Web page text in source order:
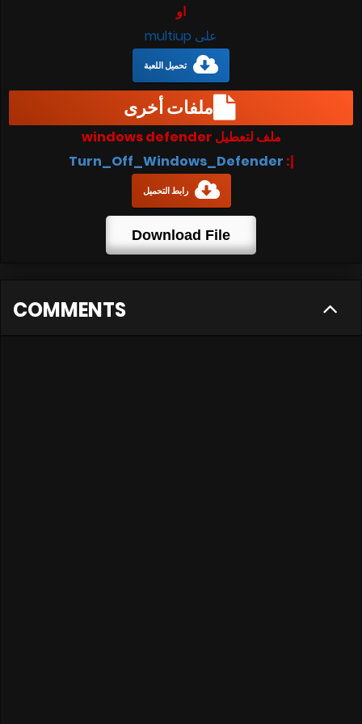
او
على multiup
تحميل اللعبة
ملفات أخرى
ملف لتعطيل windows defender
إ: Turn_Off_Windows_Defender
رابط التحميل
Download File
COMMENTS